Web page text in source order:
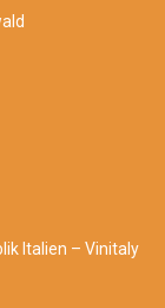
Italien – Vinitaly